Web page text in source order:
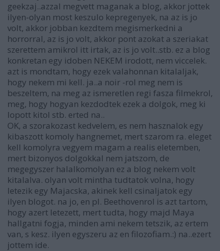
geekzaj..azzal megvett maganak a blog, akkor jottek
ilyen-olyan most keszulo kepregenyek, na az is jo
volt, akkor jobban kezdtem megismerkedni a
horrorral, az is jo volt, akkor pont azokat a szeriakat
szerettem amikrol itt irtak, az is jo volt..stb. ez a blog
konkretan egy idoben NEKEM irodott, nem viccelek.
azt is mondtam, hogy ezek valahonnan kitalaljak,
hogy nekem mi kell. ja..a noir -rol meg nem is
beszeltem, na meg az ismeretlen regi fasza filmekrol,
meg, hogy hogyan kezdodtek ezek a dolgok, meg ki
lopott kitol stb. erted na..
OK, a szorakozast kedvelem, es nem hasznalok egy
kibaszott komoly hangnemet, mert szarom ra. eleget
kell komolyra vegyem magam a realis eletemben,
mert bizonyos dolgokkal nem jatszom, de
megegyszer halalkomolyan ez a blog nekem volt
kitalalva. olyan volt mintha tudtatok volna, hogy
letezik egy Majacska, akinek kell csinaljatok egy
ilyen blogot. na jo, en pl. Beethovenrol is azt tartom,
hogy azert letezett, mert tudta, hogy majd Maya
hallgatni fogja, minden ami nekem tetszik, az ertem
van, s kesz. ilyen egyszeru az en filozofiam.:) na..ezert
jottem ide.